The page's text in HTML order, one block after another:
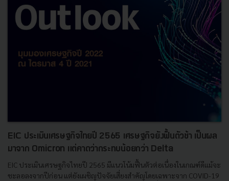
EIC ประเมินเศรษฐกิจไทยปี 2565 เศรษฐกิจยังฟื้นตัวช้า เป็นผล
มาจาก Omicron แต่คาดว่ากระทบน้อยกว่า Delta
EIC ประเมินเศรษฐกิจไทยปี 2565 มีแนวโน้มฟื้นตัวต่อเนื่องในเกณฑ์ดีแม้จะ
ชะลอลงจากปีก่อน แต่ยังเผชิญปัจจัยเสี่ยงสำคัญโดยเฉพาะจาก COVID-19